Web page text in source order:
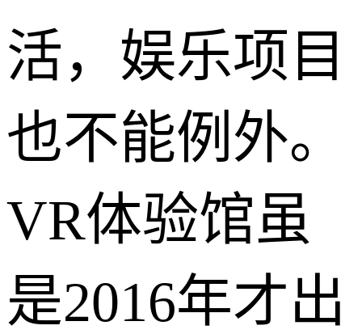
活，娱乐项目
也不能例外。
VR体验馆虽
是2016年才出